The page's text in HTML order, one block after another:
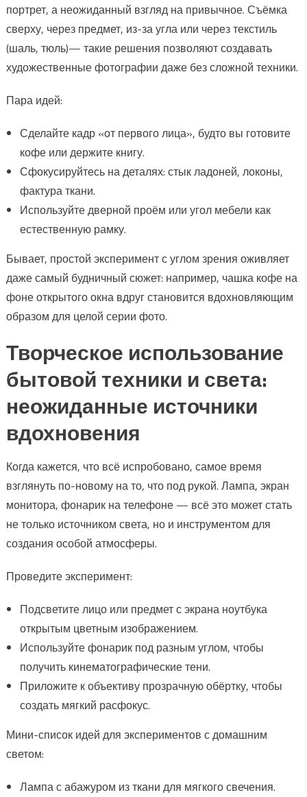
портрет, а неожиданный взгляд на привычное. Съёмка
сверху, через предмет, из-за угла или через текстиль
(шаль, тюль)— такие решения позволяют создавать
художественные фотографии даже без сложной техники.
Пара идей:
Сделайте кадр «от первого лица», будто вы готовите
кофе или держите книгу.
Сфокусируйтесь на деталях: стык ладоней, локоны,
фактура ткани.
Используйте дверной проём или угол мебели как
естественную рамку.
Бывает, простой эксперимент с углом зрения оживляет
даже самый будничный сюжет: например, чашка кофе на
фоне открытого окна вдруг становится вдохновляющим
образом для целой серии фото.
Творческое использование
бытовой техники и света:
неожиданные источники
вдохновения
Когда кажется, что всё испробовано, самое время
взглянуть по-новому на то, что под рукой. Лампа, экран
монитора, фонарик на телефоне — всё это может стать
не только источником света, но и инструментом для
создания особой атмосферы.
Проведите эксперимент:
Подсветите лицо или предмет с экрана ноутбука
открытым цветным изображением.
Используйте фонарик под разным углом, чтобы
получить кинематографические тени.
Приложите к объективу прозрачную обёртку, чтобы
создать мягкий расфокус.
Мини-список идей для экспериментов с домашним
светом:
Лампа с абажуром из ткани для мягкого свечения.